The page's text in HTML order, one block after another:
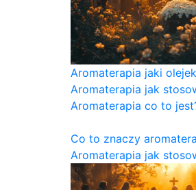
Aromaterapia jaki
Aromaterapia jak
Aromaterapia co to
Co to znaczy
Aromaterapia jak